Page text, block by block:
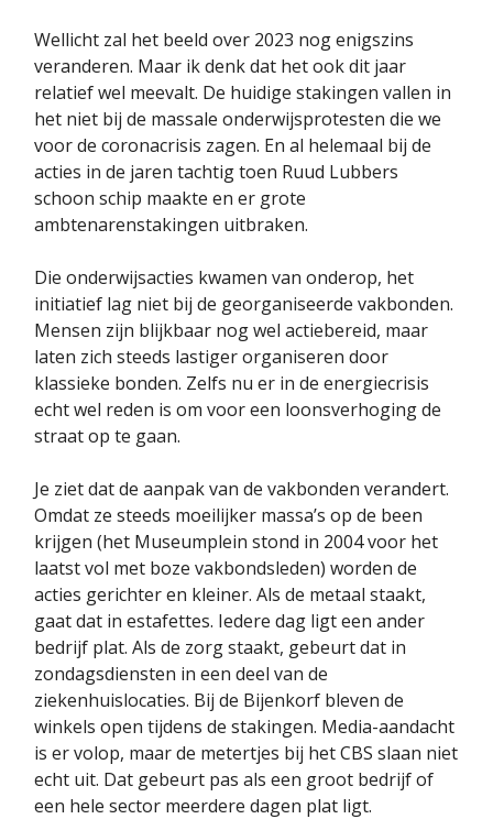
Wellicht zal het beeld over 2023 nog enigszins
veranderen. Maar ik denk dat het ook dit jaar
relatief wel meevalt. De huidige stakingen vallen in
het niet bij de massale onderwijsprotesten die we
voor de coronacrisis zagen. En al helemaal bij de
acties in de jaren tachtig toen Ruud Lubbers
schoon schip maakte en er grote
ambtenarenstakingen uitbraken.
Die onderwijsacties kwamen van onderop, het
initiatief lag niet bij de georganiseerde vakbonden.
Mensen zijn blijkbaar nog wel actiebereid, maar
laten zich steeds lastiger organiseren door
klassieke bonden. Zelfs nu er in de energiecrisis
echt wel reden is om voor een loonsverhoging de
straat op te gaan.
Je ziet dat de aanpak van de vakbonden verandert.
Omdat ze steeds moeilijker massa’s op de been
krijgen (het Museumplein stond in 2004 voor het
laatst vol met boze vakbondsleden) worden de
acties gerichter en kleiner. Als de metaal staakt,
gaat dat in estafettes. Iedere dag ligt een ander
bedrijf plat. Als de zorg staakt, gebeurt dat in
zondagsdiensten in een deel van de
ziekenhuislocaties. Bij de Bijenkorf bleven de
winkels open tijdens de stakingen. Media-aandacht
is er volop, maar de metertjes bij het CBS slaan niet
echt uit. Dat gebeurt pas als een groot bedrijf of
een hele sector meerdere dagen plat ligt.